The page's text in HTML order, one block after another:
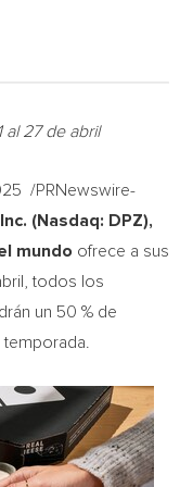
al 27 de abril
/PRNewswire-
(Nasdaq: DPZ),
mundo ofrece a sus
todos los
un 50 % de